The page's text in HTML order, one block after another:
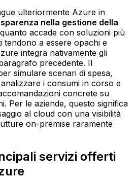
ulteriormente Azure in
nella gestione della
accade con soluzioni più
tendono a essere opachi e
integra nativamente gli
precedente. Il
simulare scenari di spesa,
i consumi in corso e
concrete su
Per le aziende, questo significa
al cloud con una visibilità
on-premise raramente
servizi offerti